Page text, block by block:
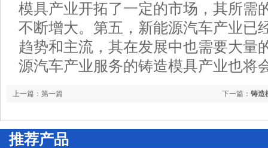
模具产业开拓了一定的市场，其所需
不断增大。第五，新能源汽车产业已
趋势和主流，其在发展中也需要大量
源汽车产业服务的铸造模具产业也将
下一篇： 铸造
上一篇：第一篇
推荐产品